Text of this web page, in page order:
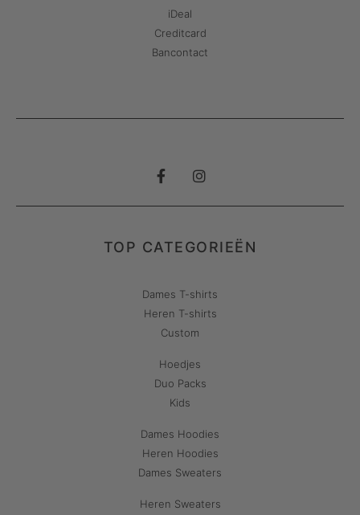
iDeal
Creditcard
Bancontact
TOP CATEGORIEËN
Dames T-shirts
Heren T-shirts
Custom
Hoedjes
Duo Packs
Kids
Dames Hoodies
Heren Hoodies
Dames Sweaters
Heren Sweaters